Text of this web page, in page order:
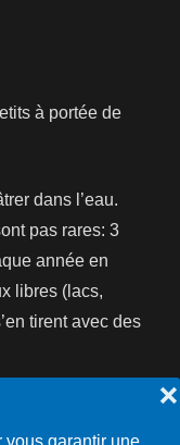
❌
à portée de
dans l’eau.
pas rares: 3
année en
libres (lacs,
tirent avec des